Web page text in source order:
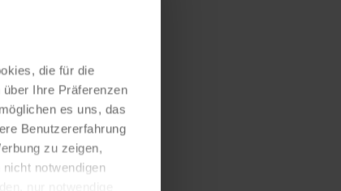
die für die
Ihre Präferenzen
es uns, das
Benutzererfahrung
zu zeigen,
notwendigen